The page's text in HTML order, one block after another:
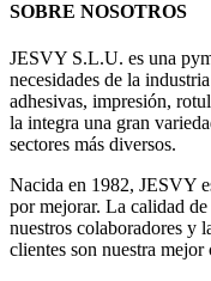
SOBRE NOSOTROS
JESVY S.L.U. es una
necesidades de la
adhesivas, impresión,
la integra una gran
sectores más diversos.
Nacida en 1982, JESVY
por mejorar. La calidad
nuestros colaboradores y
clientes son nuestra mejor